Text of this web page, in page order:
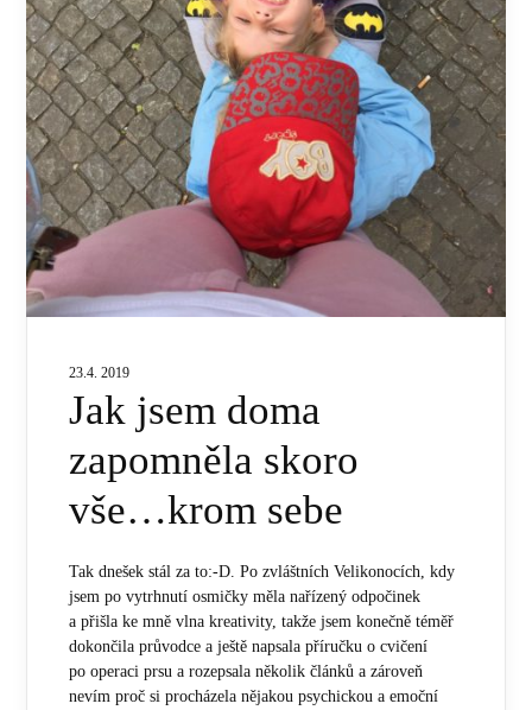
23.4. 2019
Jak jsem doma
zapomněla skoro
vše…krom sebe
Tak dnešek stál za to:-D. Po zvláštních Velikonocích, kdy
jsem po vytrhnutí osmičky měla nařízený odpočinek
a přišla ke mně vlna kreativity, takže jsem konečně téměř
dokončila průvodce a ještě napsala příručku o cvičení
po operaci prsu a rozepsala několik článků a zároveň
nevím proč si procházela nějakou psychickou a emoční